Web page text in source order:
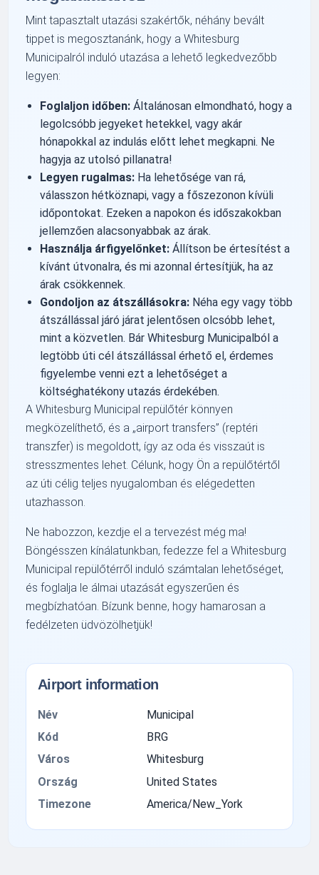
Mint tapasztalt utazási szakértők, néhány bevált
tippet is megosztanánk, hogy a Whitesburg
Municipalról induló utazása a lehető legkedvezőbb
legyen:
Foglaljon időben: Általánosan elmondható, hogy a
legolcsóbb jegyeket hetekkel, vagy akár
hónapokkal az indulás előtt lehet megkapni. Ne
hagyja az utolsó pillanatra!
Legyen rugalmas: Ha lehetősége van rá,
válasszon hétköznapi, vagy a főszezonon kívüli
időpontokat. Ezeken a napokon és időszakokban
jellemzően alacsonyabbak az árak.
Használja árfigyelőnket: Állítson be értesítést a
kívánt útvonalra, és mi azonnal értesítjük, ha az
árak csökkennek.
Gondoljon az átszállásokra: Néha egy vagy több
átszállással járó járat jelentősen olcsóbb lehet,
mint a közvetlen. Bár Whitesburg Municipalból a
legtöbb úti cél átszállással érhető el, érdemes
figyelembe venni ezt a lehetőséget a
költséghatékony utazás érdekében.
A Whitesburg Municipal repülőtér könnyen
megközelíthető, és a airport transfers (reptéri
transzfer) is megoldott, így az oda és visszaút is
stresszmentes lehet. Célunk, hogy Ön a repülőtértől
az úti célig teljes nyugalomban és elégedetten
utazhasson.
Ne habozzon, kezdje el a tervezést még ma!
Böngésszen kínálatunkban, fedezze fel a Whitesburg
Municipal repülőtérről induló számtalan lehetőséget,
és foglalja le álmai utazását egyszerűen és
megbízhatóan. Bízunk benne, hogy hamarosan a
fedélzeten üdvözölhetjük!
Airport information
Név
Municipal
Kód
BRG
Város
Whitesburg
Ország
United States
Timezone
America/New_York